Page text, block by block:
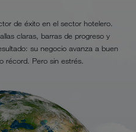
de éxito en el sector hotelero.
claras, barras de progreso y
su negocio avanza a buen
récord. Pero sin estrés.